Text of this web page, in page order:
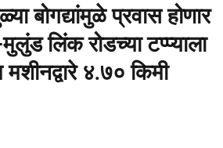
बोगद्यांमुळे प्रवास होणार
लिंक रोडच्या टप्प्याला
४.७० किमी